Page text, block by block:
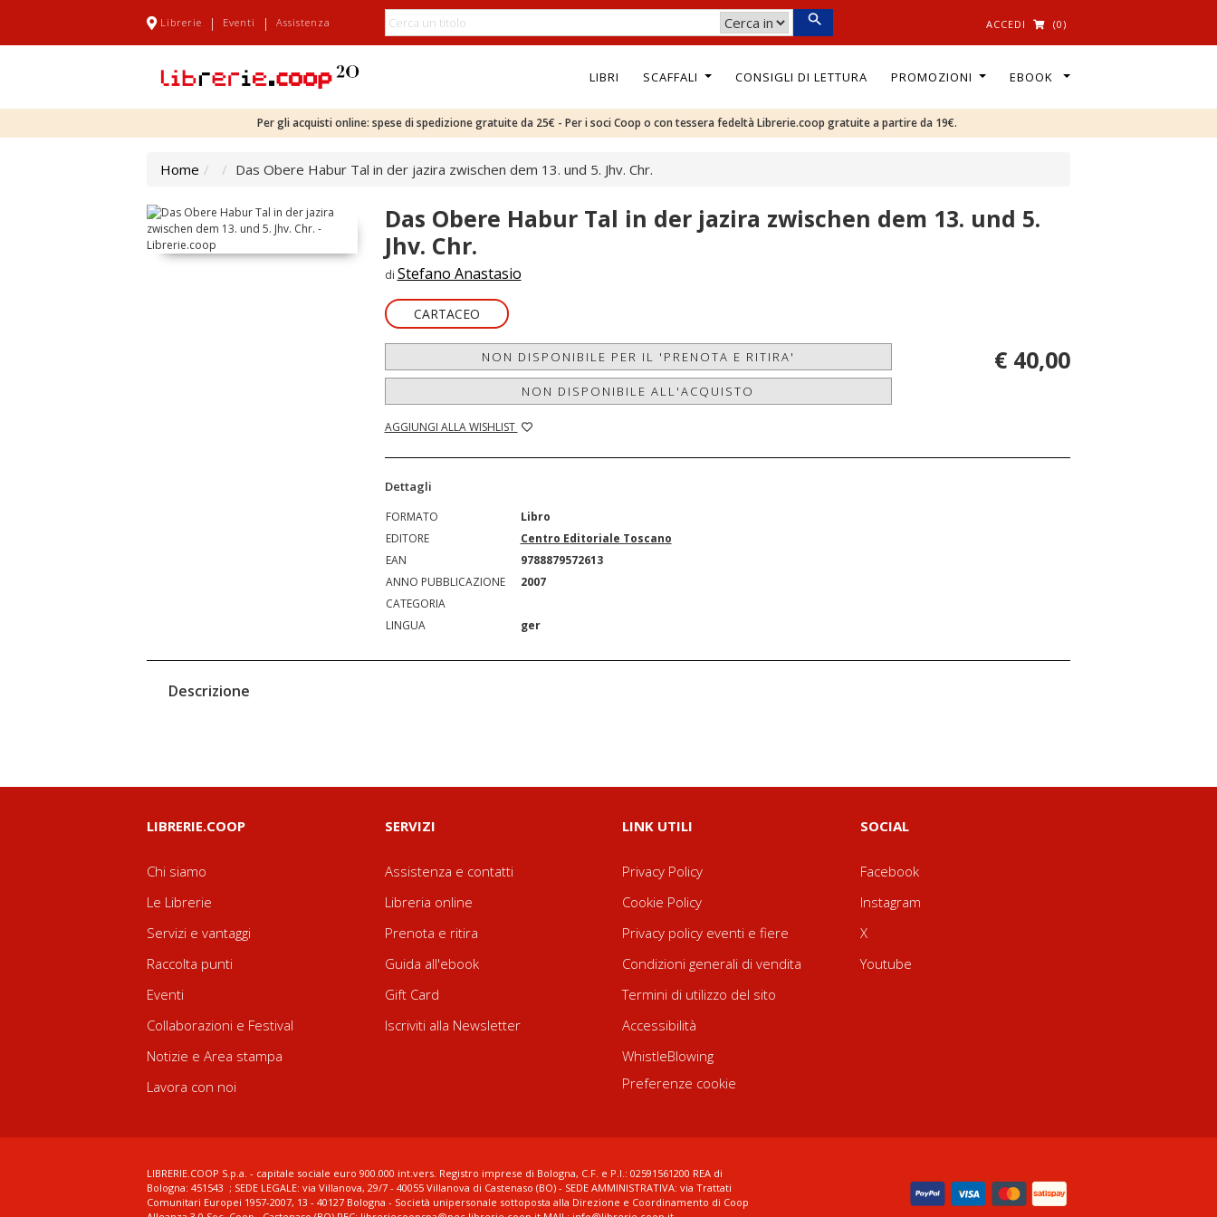
Librerie | Eventi | Assistenza ACCEDI (0)
LIBRI SCAFFALI CONSIGLI DI LETTURA PROMOZIONI EBOOK
Per gli acquisti online: spese di spedizione gratuite da 25€ - Per i soci Coop o con tessera fedeltà Librerie.coop gratuite a partire da 19€.
Home Das Obere Habur Tal in der jazira zwischen dem 13. und 5. Jhv. Chr.
Das Obere Habur Tal in der jazira zwischen dem 13. und 5.
Jhv. Chr.
di Stefano Anastasio
CARTACEO
NON DISPONIBILE PER IL 'PRENOTA E RITIRA'
NON DISPONIBILE ALL'ACQUISTO
AGGIUNGI ALLA WISHLIST
€ 40,00
Dettagli
FORMATO
Libro
EDITORE
Centro Editoriale Toscano
EAN
9788879572613
ANNO PUBBLICAZIONE
2007
CATEGORIA
LINGUA
ger
Descrizione
LIBRERIE.COOP
Chi siamo
Le Librerie
Servizi e vantaggi
Raccolta punti
Eventi
Collaborazioni e Festival
Notizie e Area stampa
Lavora con noi
SERVIZI
Assistenza e contatti
Libreria online
Prenota e ritira
Guida all'ebook
Gift Card
Iscriviti alla Newsletter
LINK UTILI
Privacy Policy
Cookie Policy
Privacy policy eventi e fiere
Condizioni generali di vendita
Termini di utilizzo del sito
Accessibilità
WhistleBlowing
Preferenze cookie
SOCIAL
Facebook
Instagram
X
Youtube
LIBRERIE.COOP S.p.a. - capitale sociale euro 900.000 int.vers. Registro imprese di Bologna, C.F. e P.I.: 02591561200 REA di
Bologna: 451543 ; SEDE LEGALE: via Villanova, 29/7 - 40055 Villanova di Castenaso (BO) - SEDE AMMINISTRATIVA: via Trattati
Comunitari Europei 1957-2007, 13 - 40127 Bologna - Società unipersonale sottoposta alla Direzione e Coordinamento di Coop